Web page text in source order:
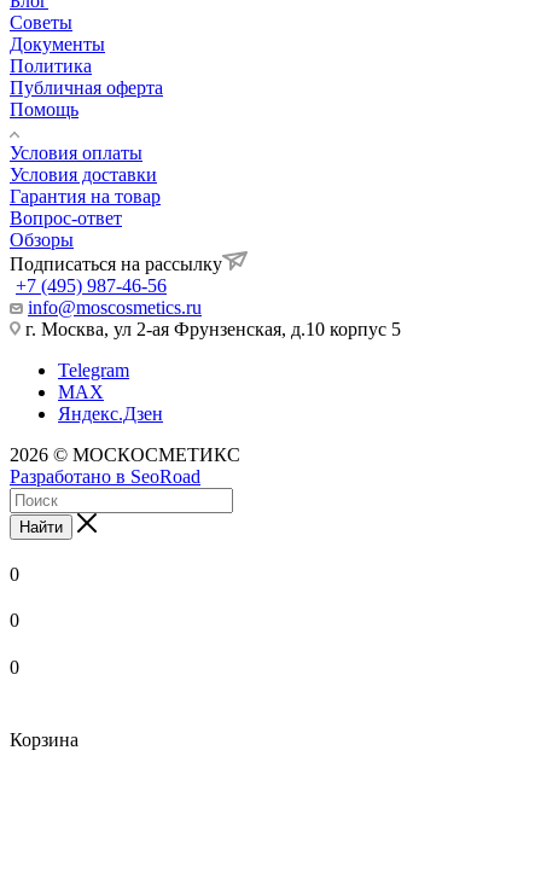
Советы
Документы
Политика
Публичная оферта
Помощь
Условия оплаты
Условия доставки
Гарантия на товар
Вопрос-ответ
Обзоры
Подписаться на рассылку
+7 (495) 987-46-56
info@moscosmetics.ru
г. Москва, ул 2-ая Фрунзенская, д.10 корпус 5
Telegram
MAX
Яндекс.Дзен
2026 © МОСКОСМЕТИКС
Разработано в SeoRoad
Найти
0
0
0
Корзина